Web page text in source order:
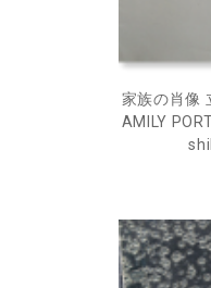
家族の肖像
AMILY